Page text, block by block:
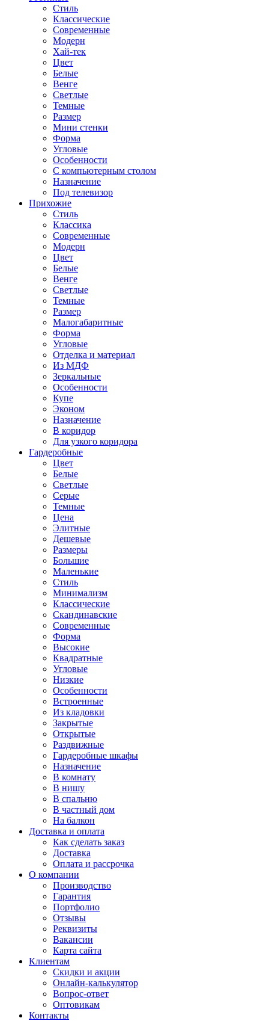
Стиль
Классические
Современные
Модерн
Хай-тек
Цвет
Белые
Венге
Светлые
Темные
Размер
Мини стенки
Форма
Угловые
Особенности
С компьютерным столом
Назначение
Под телевизор
Прихожие
Стиль
Классика
Современные
Модерн
Цвет
Белые
Венге
Светлые
Темные
Размер
Малогабаритные
Форма
Угловые
Отделка и материал
Из МДФ
Зеркальные
Особенности
Купе
Эконом
Назначение
В коридор
Для узкого коридора
Гардеробные
Цвет
Белые
Светлые
Серые
Темные
Цена
Элитные
Дешевые
Размеры
Большие
Маленькие
Стиль
Минимализм
Классические
Скандинавские
Современные
Форма
Высокие
Квадратные
Угловые
Низкие
Особенности
Встроенные
Из кладовки
Закрытые
Открытые
Раздвижные
Гардеробные шкафы
Назначение
В комнату
В нишу
В спальню
В частный дом
На балкон
Доставка и оплата
Как сделать заказ
Доставка
Оплата и рассрочка
О компании
Производство
Гарантия
Портфолио
Отзывы
Реквизиты
Вакансии
Карта сайта
Клиентам
Скидки и акции
Онлайн-калькулятор
Вопрос-ответ
Оптовикам
Контакты